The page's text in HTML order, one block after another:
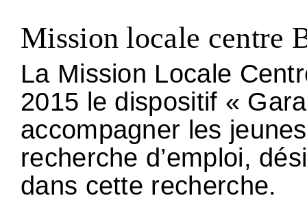
Mission locale centre
La Mission Locale
2015 le dispositif «
accompagner les
recherche d’emploi,
dans cette recherche.